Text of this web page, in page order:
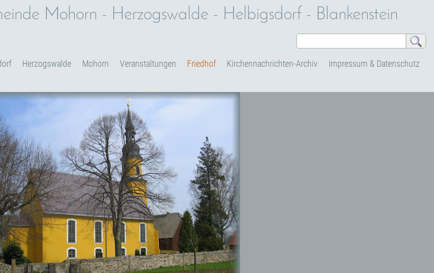
Mohorn - Herzogswalde - Helbigsdorf - Blankenstein
Herzogswalde Mohorn Veranstaltungen Friedhof Kirchennachrichten-Archiv
Impressum & Datenschutz